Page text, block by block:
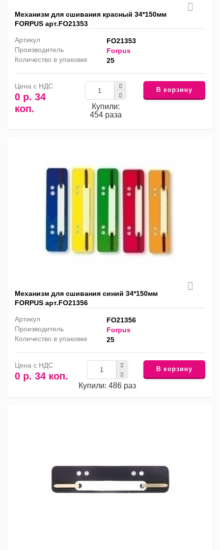
Механизм для сшивания красный 34*150мм
FORPUS арт.FO21353
Артикул
FO21353
Производитель
Forpus
Количество в упаковке
25
Цена с НДС
0 р. 34
коп.
Купили:
454 раза
В корзину
Механизм для сшивания синий 34*150мм
FORPUS арт.FO21356
Артикул
FO21356
Производитель
Forpus
Количество в упаковке
25
Цена с НДС
0 р. 34 коп.
Купили: 486 раз
В корзину